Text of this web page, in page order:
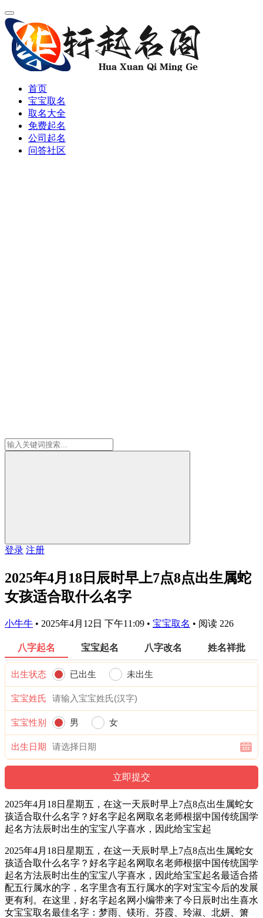
首页
宝宝取名
取名大全
免费起名
公司起名
问答社区
登录 注册
2025年4月18日辰时早上7点8点出生属蛇
女孩适合取什么名字
小牛牛 • 2025年4月12日 下午11:09 • 宝宝取名 • 阅读 226
八字起名 宝宝起名 八字改名 姓名祥批
出生状态 已出生 未出生
宝宝姓氏
宝宝性别 男 女
出生日期
2025年4月18日星期五，在这一天辰时早上7点8点出生属蛇女
孩适合取什么名字？好名字起名网取名老师根据中国传统国学
起名方法辰时出生的宝宝八字喜水，因此给宝宝起
2025年4月18日星期五，在这一天辰时早上7点8点出生属蛇女
孩适合取什么名字？好名字起名网取名老师根据中国传统国学
起名方法辰时出生的宝宝八字喜水，因此给宝宝起名最适合搭
配五行属水的字，名字里含有五行属水的字对宝宝今后的发展
更有利。在这里，好名字起名网小编带来了今日辰时出生喜水
女宝宝取名最佳名字：梦雨、镁珩、芬霞、玲淑、北妍、箫